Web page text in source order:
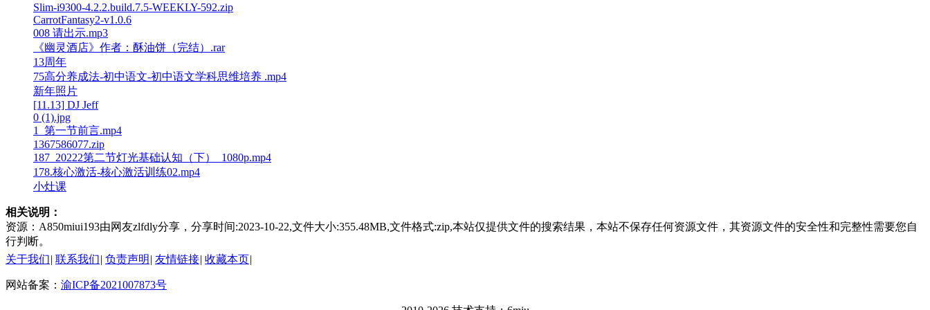
Slim-i9300-4.2.2.build.7.5-WEEKLY-592.zip
CarrotFantasy2-v1.0.6
008 请出示.mp3
《幽灵酒店》作者：酥油饼（完结）.rar
13周年
75高分养成法-初中语文-初中语文学科思维培养 .mp4
新年照片
[11.13] DJ Jeff
0 (1).jpg
1_第一节前言.mp4
1367586077.zip
187_20222第二节灯光基础认知（下）_1080p.mp4
178.核心激活-核心激活训练02.mp4
小灶课
相关说明：
资源：A850miui193由网友zlfdly分享，分享时间:2023-10-22,文件大小:355.48MB,文件格式:zip,本站仅提供文件的搜索结果，本站不保存任何资源文件，其资源文件的安全性和完整性需要您自
行判断。
关于我们| 联系我们| 负责声明 | 友情链接| 收藏本页|
网站备案： 渝ICP备2021007873号